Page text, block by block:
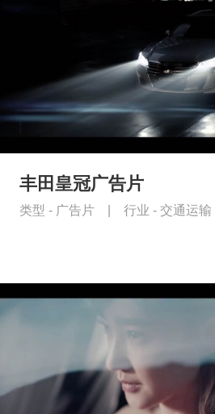
丰田皇冠广告片
类型 - 广告片 行业 - 交通运输